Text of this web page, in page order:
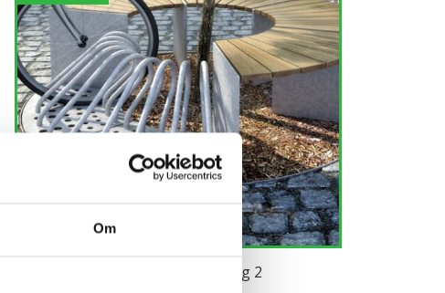
Om
SEGMO trægitter med 4 bænke og 2